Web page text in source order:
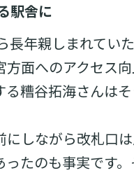
駅舎に
長年親しまれてい
面へのアクセス
糟谷拓海さんは
しながら改札口
たのも事実です。